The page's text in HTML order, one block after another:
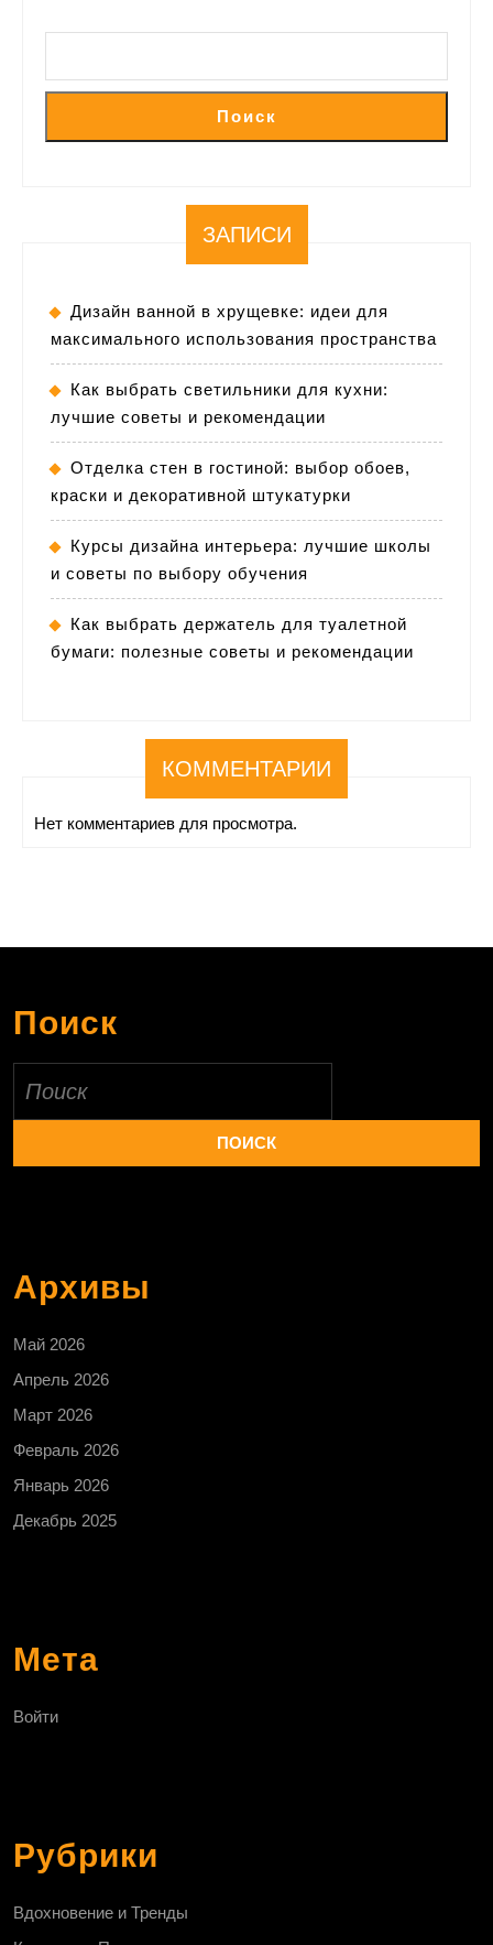
Поиск
ЗАПИСИ
Дизайн ванной в хрущевке: идеи для
максимального использования пространства
Как выбрать светильники для кухни:
лучшие советы и рекомендации
Отделка стен в гостиной: выбор обоев,
краски и декоративной штукатурки
Курсы дизайна интерьера: лучшие школы
и советы по выбору обучения
Как выбрать держатель для туалетной
бумаги: полезные советы и рекомендации
КОММЕНТАРИИ
Нет комментариев для просмотра.
Поиск
Архивы
Май 2026
Апрель 2026
Март 2026
Февраль 2026
Январь 2026
Декабрь 2025
Мета
Войти
Рубрики
Вдохновение и Тренды